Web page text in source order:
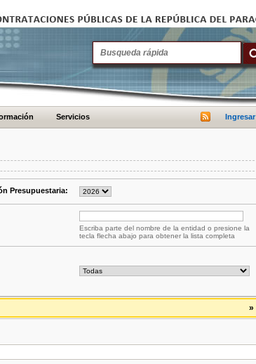
Servicios Ingresar
Presupuestaria:
Escriba parte del nombre de la entidad o presione la
tecla flecha abajo para obtener la lista completa
»